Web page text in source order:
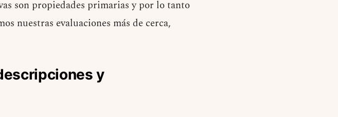
son propiedades primarias y por lo tanto
nuestras evaluaciones más de cerca,
y